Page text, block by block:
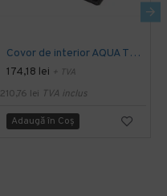
Covor de interior AQUA TRAP
174,18 lei + TVA
210,76 lei TVA inclus
Adaugă în Coş